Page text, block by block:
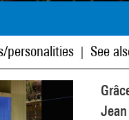
personalities See